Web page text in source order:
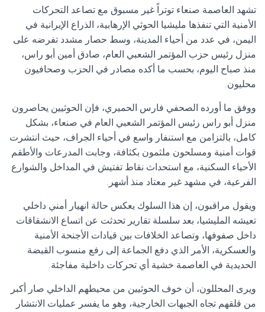
تشهد العاصمة صنعاء توتراً غير مسبوق مع تصاعد التحركات
الأمنية التي تنفذها مليشيا الحوثي الإرهابية، الذراع الإيرانية في
اليمن، في عدد من أحياء المدينة، وسط حصار مشدد تفرضه على
منزل رئيس حزب المؤتمر الشعبي العام، صادق أمين أبو راس،
منذ صباح اليوم، بحسب ما أكده مصادر في الحزب وصحافيون
محليون.
ووفق ما أورده الصحفي فارس الحميري، فإن الحوثيين يحاصرون
منزل أبو راس رئيس المؤتمر الشعبي العام في صنعاء، بشكل
كامل، بالتزامن مع استنفار واسع في أحياء الجراف، حيث انتشرت
قوات أمنية ومسلحون ملثمون بكثافة، وجابت المدرعات والأطقم
الأحياء السكنية، مع استحداث نقاط تفتيش في المداخل والشوارع
الفرعية، في مشهد غير معتاد منذ أشهر.
ويقول مراقبون، إن هذا السلوك يعكس حالة انهيار أمني داخلي
تعيشه المليشيا، بعد سلسلة تقارير تحدثت عن اتساع الانشقاقات
داخل صفوفها، وتصاعد الخلافات بين قيادات الأجنحة الأمنية
والعسكرية، الأمر الذي دفع الجماعة إلى رفع منسوب القبضة
الحديدية في العاصمة خشية أي تحركات داخلية مفاجئة.
ويرى المحللون، أن خوف الحوثيين من محيطهم الداخلي صار أكبر
من قلقهم تجاه الجبهات الخارجية، وهو ما يفسر عمليات الانتشار